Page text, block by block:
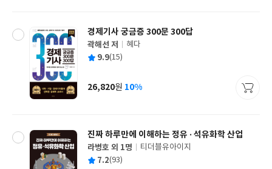
경제기사 궁금증 300문 300답
글
쓴
곽해선 저
출
사
혜다
평 9.9(15)
가
26,820원 10%
진짜 하루만에 이해하는 정유 · 석유화학 산업
글
쓴
라병호 외 1명
출
티더블유아이지
평 7.2(93)